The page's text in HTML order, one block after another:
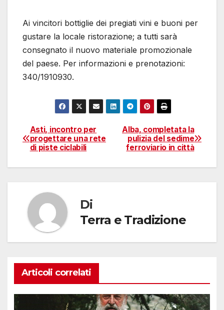
Ai vincitori bottiglie dei pregiati vini e buoni per
gustare la locale ristorazione; a tutti sarà
consegnato il nuovo materiale promozionale
del paese. Per informazioni e prenotazioni:
340/1910930.
Navigazione
articoli
Alba, completata la
pulizia del sedime
ferroviario in città
Asti, incontro per
progettare una rete
di piste ciclabili
Di
Terra e Tradizione
Articoli correlati